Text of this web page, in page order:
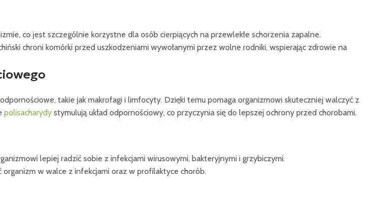
co jest szczególnie korzystne dla osób cierpiących na przewlekłe schorzenia zapalne.
chroni komórki przed uszkodzeniami wywołanymi przez wolne rodniki, wspierając zdrowie na
takie jak makrofagi i limfocyty. Dzięki temu pomaga organizmowi skuteczniej walczyć z
polisacharydy stymulują układ odpornościowy, co przyczynia się do lepszej ochrony przed chorobami.
lepiej radzić sobie z infekcjami wirusowymi, bakteryjnymi i grzybiczymi.
w walce z infekcjami oraz w profilaktyce chorób.